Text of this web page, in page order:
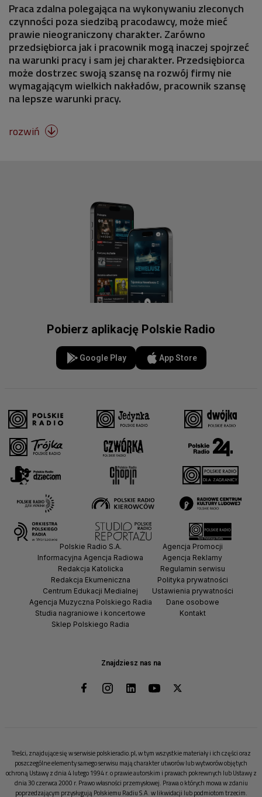
Praca zdalna polegająca na wykonywaniu zleconych
czynności poza siedzibą pracodawcy, może mieć
prawie nieograniczony charakter. Zarówno
przedsiębiorca jak i pracownik mogą inaczej spojrzeć
na warunki pracy i sam jej charakter. Przedsiębiorca
może dostrzec swoją szansę na rozwój firmy nie
wymagającym wielkich nakładów, pracownik szansę
na lepsze warunki pracy.
rozwiń 
Pobierz aplikację Polskie Radio
Google Play App Store
Znajdziesz nas na
Polskie Radio S.A.
Informacyjna Agencja Radiowa
Redakcja Katolicka
Redakcja Ekumeniczna
Centrum Edukacji Medialnej
Agencja Muzyczna Polskiego Radia
Studia nagraniowe i koncertowe
Sklep Polskiego Radia
Agencja Promocji
Agencja Reklamy
Regulamin serwisu
Polityka prywatności
Ustawienia prywatności
Dane osobowe
Kontakt
Treści, znajdujące się w serwisie polskieradio.pl, w tym wszystkie materiały i ich części oraz
poszczególne elementy samego serwisu mają charakter utworów lub wytworów objętych
ochroną Ustawy z dnia 4 lutego 1994 r. o prawie autorskim i prawach pokrewnych lub Ustawy z
dnia 30 czerwca 2000 r. Prawo własności przemysłowej. Prawa o których mowa w zdaniu
poprzedzającym przysługują Polskiemu Radiu S.A. w likwidacji lub podmiotom trzecim.